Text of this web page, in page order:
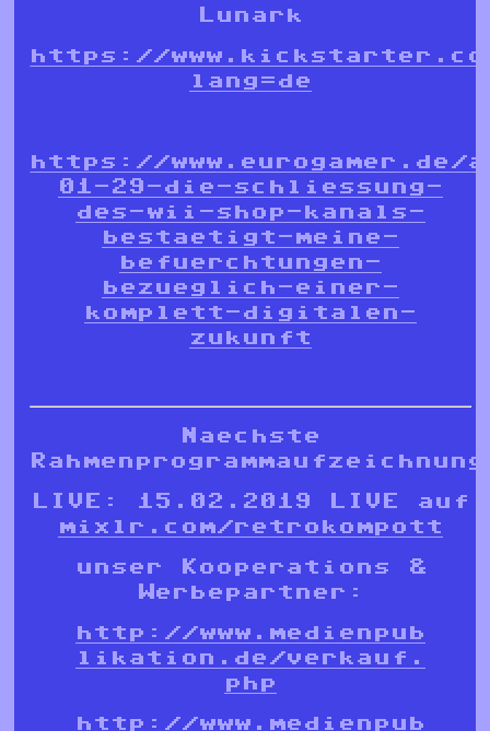
Lunark
https://
lang=de
https://
01-29-die-schliessung-
des-wii-shop-kanals-
bestaetigt-meine-
befuerchtungen-
bezueglich-einer-
komplett-digitalen-
zukunft
Naechste
LIVE: 15.02.2019 LIVE auf
mixlr.com/retrokompott
unser Kooperations &
Werbepartner:
http://www.medienpub
likation.de/verkauf.
php
http://www.medienpub